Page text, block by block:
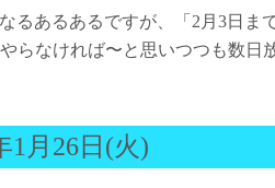
るあるあるですが、「2月3日ま
らなければ〜と思いつつも数日
1月26日(火)